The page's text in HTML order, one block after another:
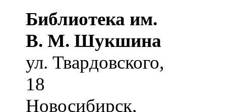
Библиотека им.
В. М. Шукшина
ул. Твардовского,
18
Новосибирск,